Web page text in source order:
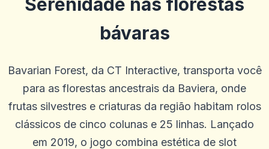
bávaras
Bavarian Forest, da CT Interactive, transporta você
para as florestas ancestrais da Baviera, onde
frutas silvestres e criaturas da região habitam rolos
clássicos de cinco colunas e 25 linhas. Lançado
em 2019, o jogo combina estética de slot